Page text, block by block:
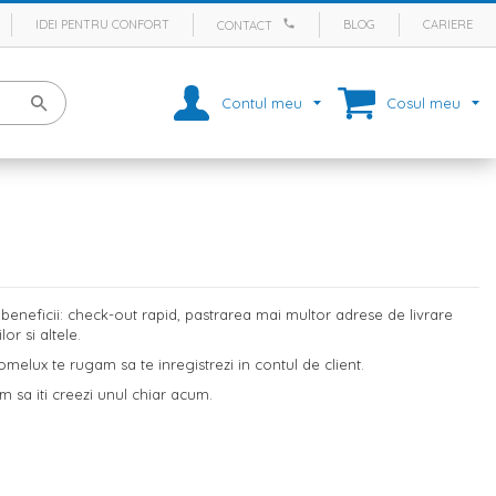
IDEI PENTRU CONFORT CONTACT BLOG CARIERE
Contul meu Cosul meu
check-out rapid, pastrarea mai multor adrese de livrare
si altele.
te rugam sa te inregistrezi in contul de client.
sa iti creezi unul chiar acum.